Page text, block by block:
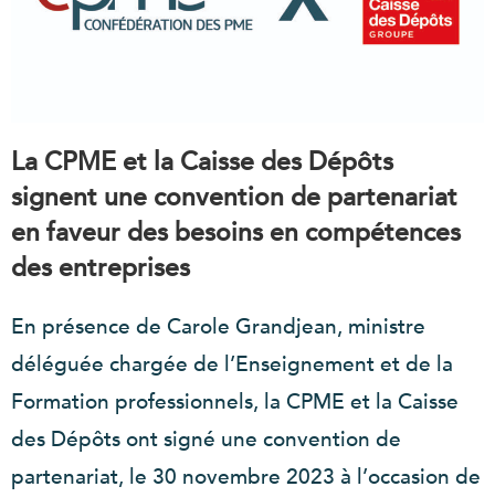
La CPME et la Caisse des Dépôts
signent une convention de partenariat
en faveur des besoins en compétences
des entreprises
En présence de Carole Grandjean, ministre
déléguée chargée de l’Enseignement et de la
Formation professionnels, la CPME et la Caisse
des Dépôts ont signé une convention de
partenariat, le 30 novembre 2023 à l’occasion de